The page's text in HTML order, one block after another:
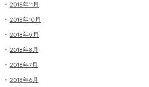
2018年11月
2018年10月
2018年9月
2018年8月
2018年7月
2018年6月